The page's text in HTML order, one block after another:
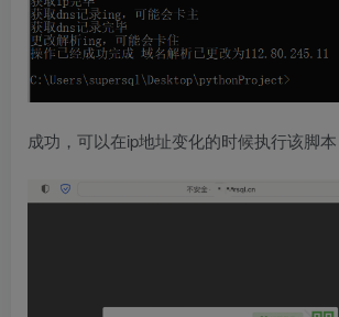
成功，可以在ip地址变化的时候执行该脚本